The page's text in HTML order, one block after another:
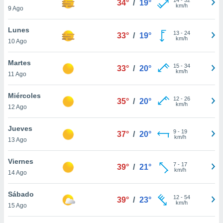
más
nuestra
y
de
disponible
cookies
aceptar
9 Ago
34° / 19°
km/h
Lunes
10 Ago
33° / 19° 13- 24
km/h
Martes
11 Ago
33° / 20° 15- 34
km/h
Miércoles
12 Ago
35° / 20° 12- 26
km/h
Jueves
13 Ago
37° / 20° 9- 19
km/h
Viernes
14 Ago
39° / 21° 7- 17
km/h
Sábado
15 Ago
39° / 23° 12- 54
km/h